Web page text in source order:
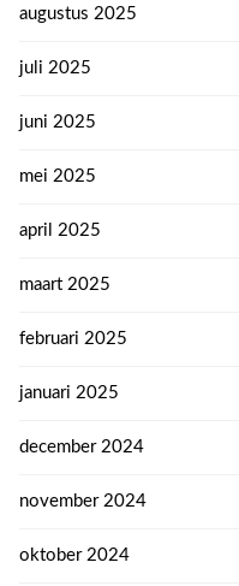
augustus 2025
juli 2025
juni 2025
mei 2025
april 2025
maart 2025
februari 2025
januari 2025
december 2024
november 2024
oktober 2024